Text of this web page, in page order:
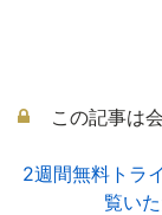
この記事は
2週間無料トラ
覧い